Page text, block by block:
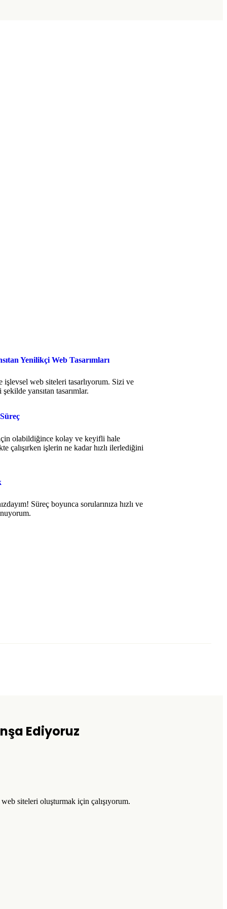
Yenilikçi Web Tasarımları
işlevsel web siteleri tasarlıyorum. Sizi ve
yansıtan tasarımlar.
olabildiğince kolay ve keyifli hale
çalışırken işlerin ne kadar hızlı ilerlediğini
Süreç boyunca sorularınıza hızlı ve
Ediyoruz
siteleri oluşturmak için çalışıyorum.